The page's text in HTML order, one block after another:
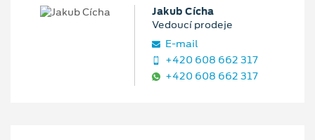
Jakub Cícha
Vedoucí prodeje
E‑mail
+420 608 662 317
+420 608 662 317